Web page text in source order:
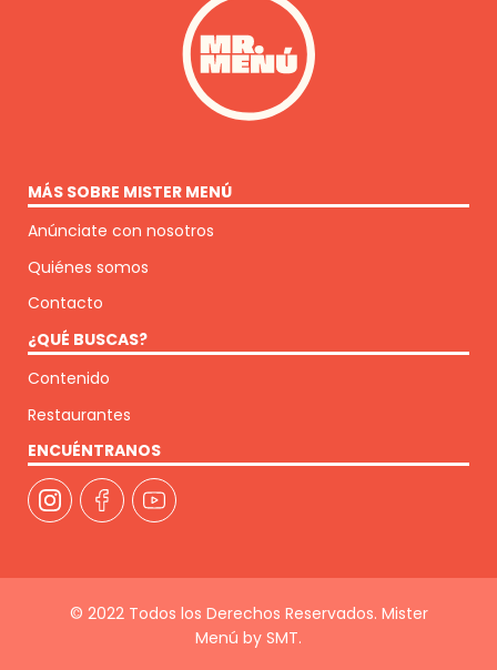
MÁS SOBRE MISTER MENÚ
Anúnciate con nosotros
Quiénes somos
Contacto
¿QUÉ BUSCAS?
Contenido
Restaurantes
ENCUÉNTRANOS
© 2022 Todos los Derechos Reservados. Mister
Menú by SMT.